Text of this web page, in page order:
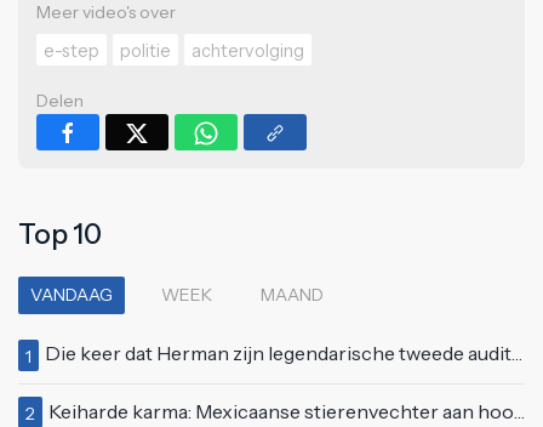
Meer video's over
e-step
politie achtervolging
Delen
Top 10
VANDAAG WEEK MAAND
1 Die keer dat Herman zijn legendarische tweede auditie bij Idols deed
2 Keiharde karma: Mexicaanse stierenvechter aan hoorn gespietst voor ogen van duizenden toeschouwers